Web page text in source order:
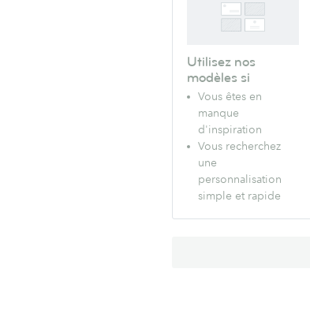
Utilisez nos
modèles si
Vous êtes en
manque
d'inspiration
Vous recherchez
une
personnalisation
simple et rapide